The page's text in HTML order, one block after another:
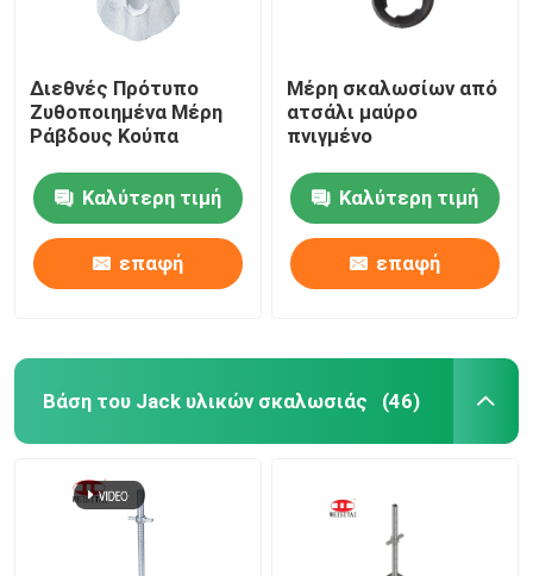
Διεθνές Πρότυπο
Ζυθοποιημένα Μέρη
Ράβδους Κούπα
Καλύτερη τιμή
επαφή
Μέρη σκαλωσίων από
ατσάλι μαύρο
πνιγμένο
Καλύτερη τιμή
επαφή
Βάση του Jack υλικών σκαλωσιάς (46)